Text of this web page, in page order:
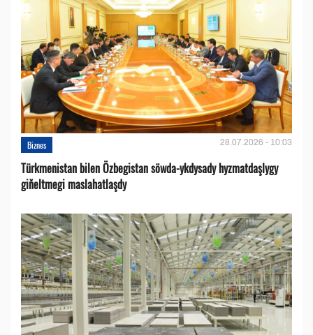
Biznes 28.07.2026 - 10:03
Türkmenistan bilen Özbegistan söwda-ykdysady hyzmatdaşlygy
giňeltmegi maslahatlaşdy